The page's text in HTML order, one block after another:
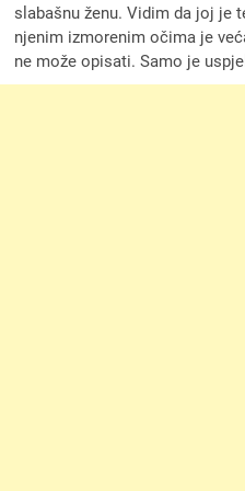
slabašnu ženu. Vidim da joj je
njenim izmorenim očima je
ne može opisati. Samo je